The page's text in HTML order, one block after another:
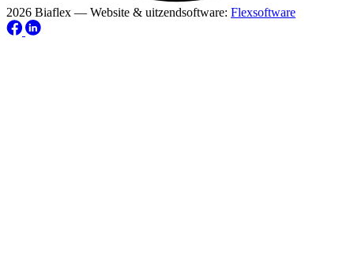
2026 Biaflex — Website & uitzendsoftware: Flexsoftware